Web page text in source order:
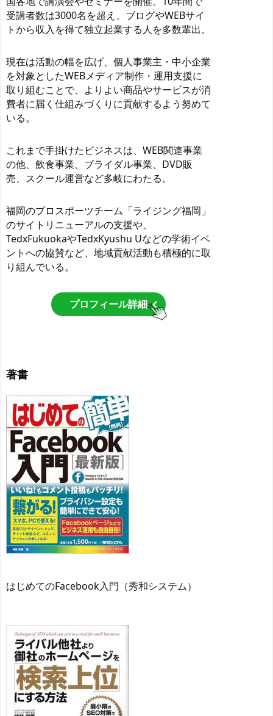
受講者数は3000名を超え、ブログやWEBサイ
トから収入を得て独立起業する人を多数輩出。
現在は活動の幅を広げ、個人事業主・中小企業
を対象としたWEBメディア制作・運用支援に
取り組むことで、よりよい商品やサービスが消
費者に届く仕組みづくりに貢献するよう努めて
いる。
これまで手掛けたビジネスは、WEB関連事業
の他、飲食事業、ブライダル事業、DVD販
売、スクール運営など多岐にわたる。
福岡のプロスポーツチーム「ライジング福岡」
のサイトリニューアルの支援や、
TedxFukuokaやTedxKyushu Uなどの学術イベ
ントへの協賛など、地域貢献活動も積極的に取
り組んでいる。
プロフィール詳細
著書
はじめてのFacebook入門（秀和システム）